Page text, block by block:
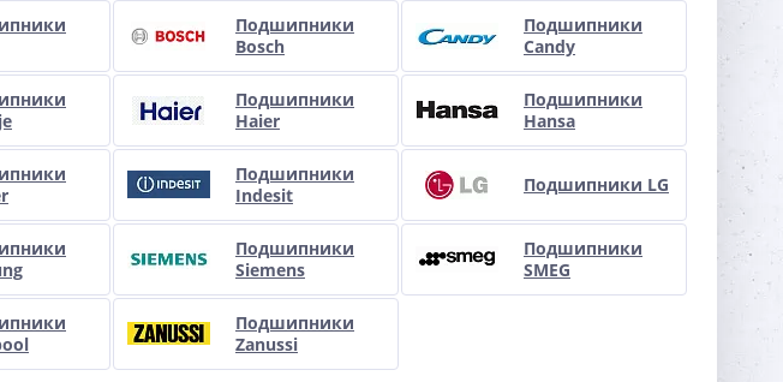
Подшипники
Bosch
Подшипники
Candy
Подшипники
Haier
Подшипники
Hansa
Подшипники
Indesit
Подшипники LG
Подшипники
Siemens
Подшипники
SMEG
Подшипники
Zanussi